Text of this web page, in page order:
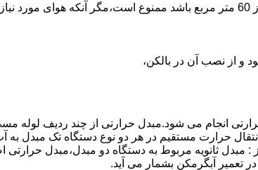
نصب وسایل گاز سوز پر مصرف مانند آبگرمکن در واحدهای مسکونی و غیر مسکونی که مسحت آن ها کمتر از 60 متر
و از نصب آن در بالکن،
انجام می شود.مبدل حرارتی از چند ردیف
حرارت مستقیم در هر دو نوع دستگاه تک مبدل
ثانویه مربوط به دستگاه دو مبدل،مبدل حرارتی
تعمیر آبگرمکن بشمار می آید.